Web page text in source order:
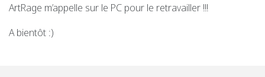
ArtRage m’appelle sur le PC pour le retravailler !!!
A bientôt :)